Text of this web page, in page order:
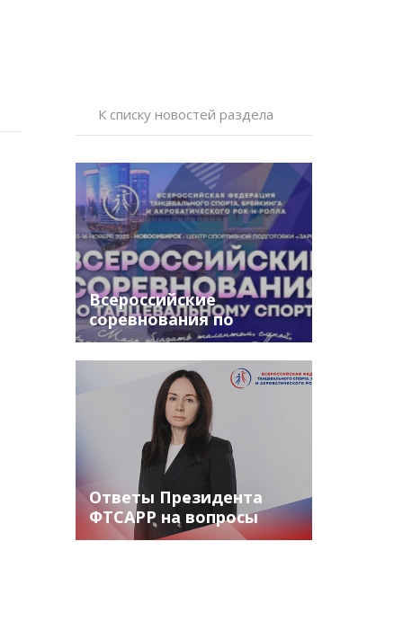
К списку новостей раздела
Всероссийские
соревнования по
бальным танцам г.
Новосибирск.
Расписание. Заходы и
результаты
Ответы Президента
ФТСАРР на вопросы
родителей спортсменов